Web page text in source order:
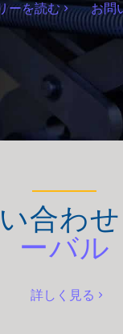
ーを読む お問
合わせ
ーバル
詳しく見る